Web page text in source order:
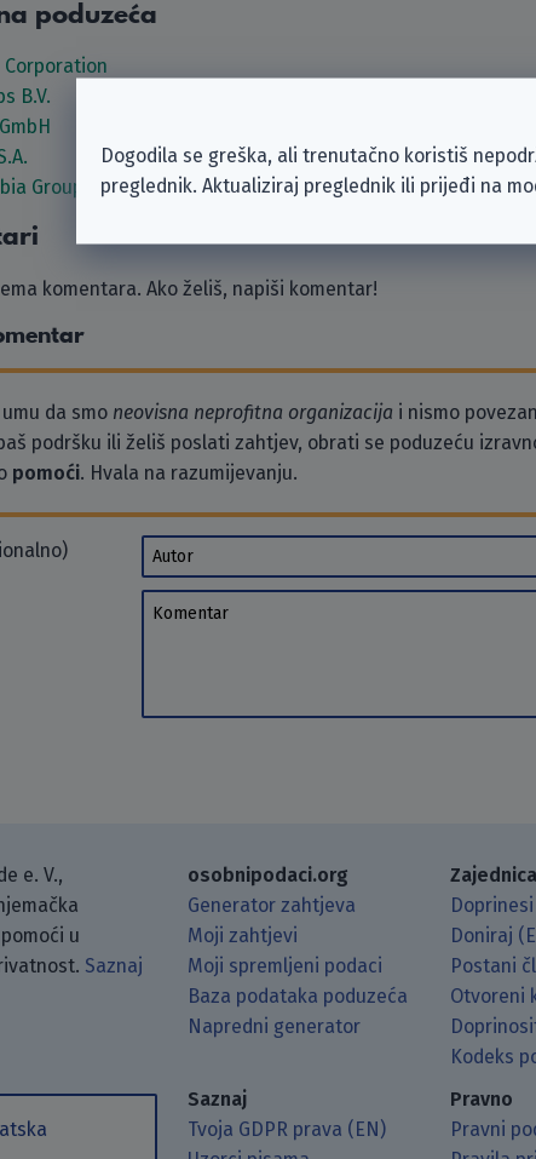
poduzeća
Corporation
B.V.
Group
komentara. Ako želiš, napiši komentar!
da smo neovisna neprofitna organizacija i nismo
podršku ili želiš poslati zahtjev, obrati se poduzeću
pomoći. Hvala na razumijevanju.
Autor
Komentar
e. V.,
u
Saznaj
naš blog koristeći RSS čitač.
na GitHubu.
s nama putem Matrixa.
nas na Mastodonu.
osobnipodaci.org
Generator zahtjeva
Moji zahtjevi
Moji spremljeni podaci
Baza podataka poduzeća
Napredni generator
Zajednica
Doprinesi
Doniraj
Postani
Otvoreni
Kodeks
Saznaj
Tvoja GDPR prava (EN)
Pravno
Pravni
Dogodila se greška, ali trenutačno koristiš
preglednik. Aktualiziraj preglednik ili prijeđi na